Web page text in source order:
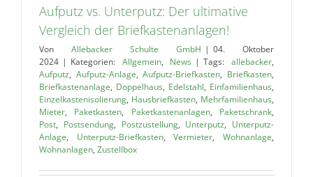
Aufputz vs. Unterputz: Der ultimative
Vergleich der Briefkastenanlagen!
Von Allebacker Schulte GmbH | 04. Oktober
2024 | Kategorien: Allgemein, News | Tags:allebacker,
Aufputz, Aufputz-Anlage,Aufputz-Briefkasten, Briefkasten,
Briefkastenanlage, Doppelhaus, Edelstahl, Einfamilienhaus,
Einzelkastenisolierung, Hausbriefkasten, Mehrfamilienhaus,
Mieter, Paketkasten, Paketkastenanlagen, Paketschrank,
Post, Postsendung, Postzustellung, Unterputz, Unterputz-
Anlage, Unterputz-Briefkasten,Vermieter,Wohnanlage,
Wohnanlagen, Zustellbox